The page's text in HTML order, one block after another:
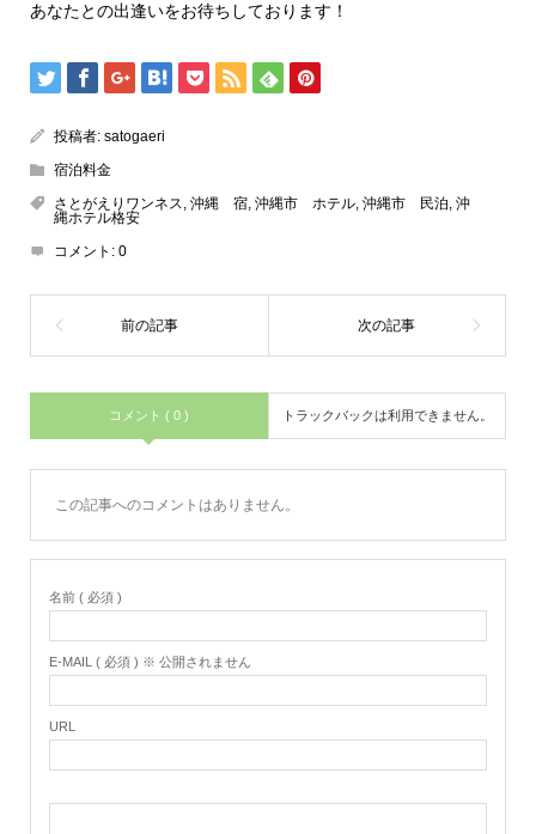
あなたとの出逢いをお待ちしております！
投稿者: satogaeri
宿泊料金
さとがえりワンネス, 沖縄 宿, 沖縄市 ホテル, 沖縄市 民泊, 沖
縄ホテル格安
コメント: 0
コメント ( 0 ) トラックバックは利用できません。
この記事へのコメントはありません。
名前 ( 必須 )
E-MAIL ( 必須 ) ※ 公開されません
URL